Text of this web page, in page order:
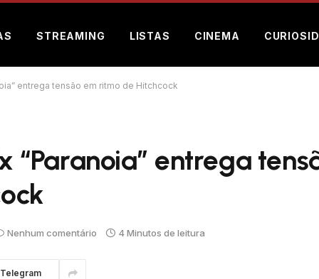
STREAMING LISTAS CINEMA
entrega tensão em ritmo de Hitchcock
“Paranoia” entrega
Nenhum comentário 4 Minutos de leitura
Telegram